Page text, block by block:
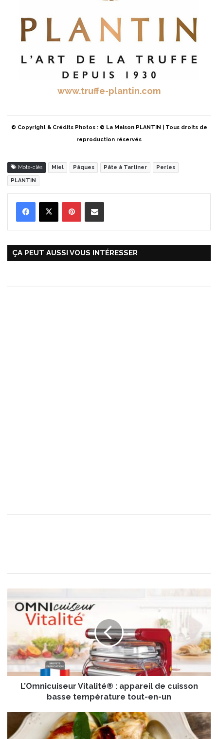
www.truffe-plantin.com
© Copyright & Crédits Photos : © La Maison PLANTIN | Tous droits de
reproduction réservés
Mots-clés Miel Pâques Pâte à Tartiner Perles
PLANTIN
ÇA PEUT AUSSI VOUS INTÉRESSER
i
c
u
i
i
L’Omnicuiseur Vitalité® : appareil de cuisson
basse température tout-en-un